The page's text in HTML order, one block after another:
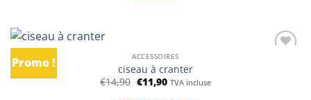
Promo ! ACCESSOIRES
ciseau à cranter
€14,90 Le
prix
€11,90Le
prix
TVA incluse